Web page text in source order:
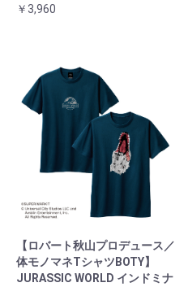
￥3,960
【ロバート秋山プロデュース／
体モノマネTシャツBOTY】
JURASSIC WORLD インドミナ